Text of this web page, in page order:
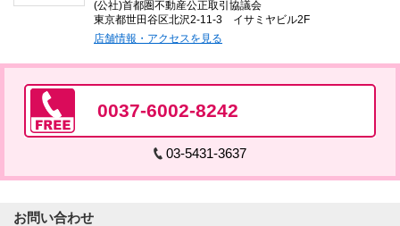
(公社)首都圏不動産公正取引協議会
東京都世田谷区北沢2-11-3 イサミヤビル2F
店舗情報・アクセスを見る
0037-6002-8242
03-5431-3637
お問い合わせ